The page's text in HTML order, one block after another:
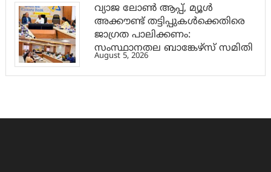
വ്യാജ ലോൺ ആപ്പ്, മ്യൂൾ
അക്കൗണ്ട് തട്ടിപ്പുകൾക്കെതിരെ
ജാ​ഗ്രത പാലിക്കണം:
സംസ്ഥാനതല ബാങ്കേഴ്സ് സമിതി
August 5, 2026